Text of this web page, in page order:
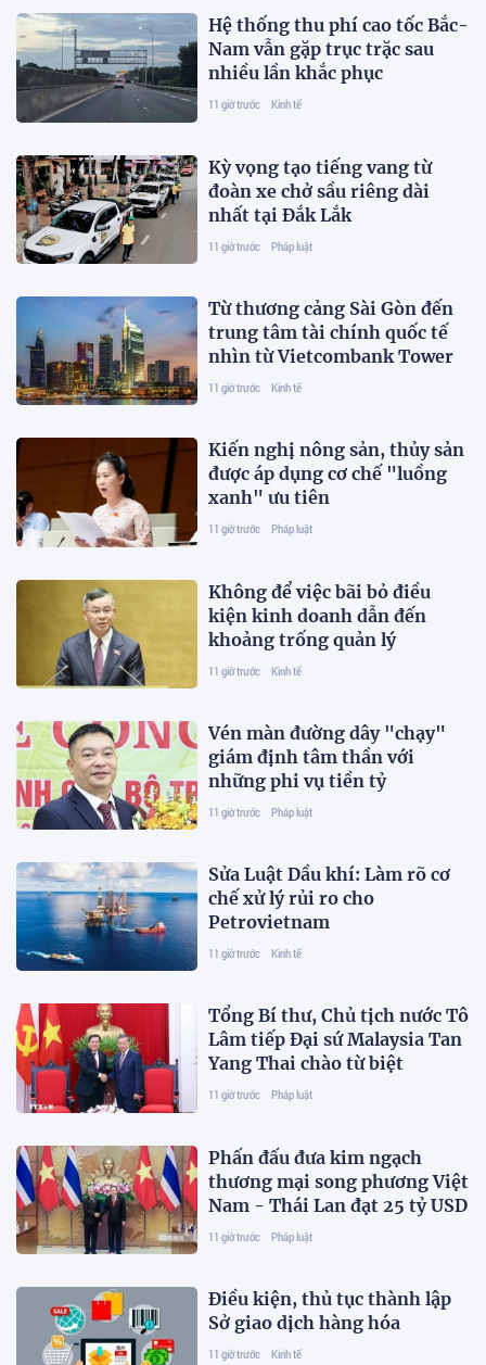
Hệ thống thu phí cao tốc Bắc-
Nam vẫn gặp trục trặc sau
nhiều lần khắc phục
11 giờ trước Kinh tế
Kỳ vọng tạo tiếng vang từ
đoàn xe chở sầu riêng dài
nhất tại Đắk Lắk
11 giờ trước Pháp luật
Từ thương cảng Sài Gòn đến
trung tâm tài chính quốc tế
nhìn từ Vietcombank Tower
11 giờ trước Kinh tế
Kiến nghị nông sản, thủy sản
được áp dụng cơ chế "luồng
xanh" ưu tiên
11 giờ trước Pháp luật
Không để việc bãi bỏ điều
kiện kinh doanh dẫn đến
khoảng trống quản lý
11 giờ trước Kinh tế
Vén màn đường dây "chạy"
giám định tâm thần với
những phi vụ tiền tỷ
11 giờ trước Pháp luật
Sửa Luật Dầu khí: Làm rõ cơ
chế xử lý rủi ro cho
Petrovietnam
11 giờ trước Kinh tế
Tổng Bí thư, Chủ tịch nước Tô
Lâm tiếp Đại sứ Malaysia Tan
Yang Thai chào từ biệt
11 giờ trước Pháp luật
Phấn đấu đưa kim ngạch
thương mại song phương Việt
Nam - Thái Lan đạt 25 tỷ USD
11 giờ trước Pháp luật
Điều kiện, thủ tục thành lập
Sở giao dịch hàng hóa
11 giờ trước Kinh tế